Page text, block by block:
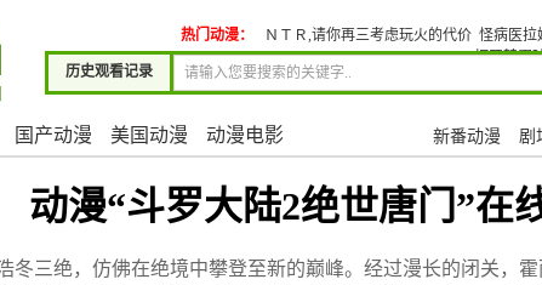
历史观看记录
热门动漫： ＮＴＲ,请你再三考虑玩火的代价 怪病医拉
打开转蛋
国产动漫 美国动漫 动漫电影 新番动漫 剧
动漫“斗罗大陆2绝世唐门”在
冬三绝，仿佛在绝境中攀登至新的巅峰。经过漫长的闭关，